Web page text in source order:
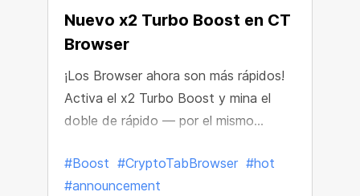
Nuevo x2 Turbo Boost en CT
Browser
¡Los Browser ahora son más rápidos!
Activa el x2 Turbo Boost y mina el
doble de rápido — por el mismo
#Boost #CryptoTabBrowser #hot
#announcement